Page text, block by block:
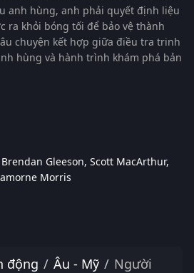
anh hùng, anh phải quyết định liệu
ra khỏi bóng tối để bảo vệ thành
chuyện kết hợp giữa điều tra trinh
hùng và hành trình khám phá bản
Brendan Gleeson Scott MacArthur
Morris
động Âu - Mỹ
Người